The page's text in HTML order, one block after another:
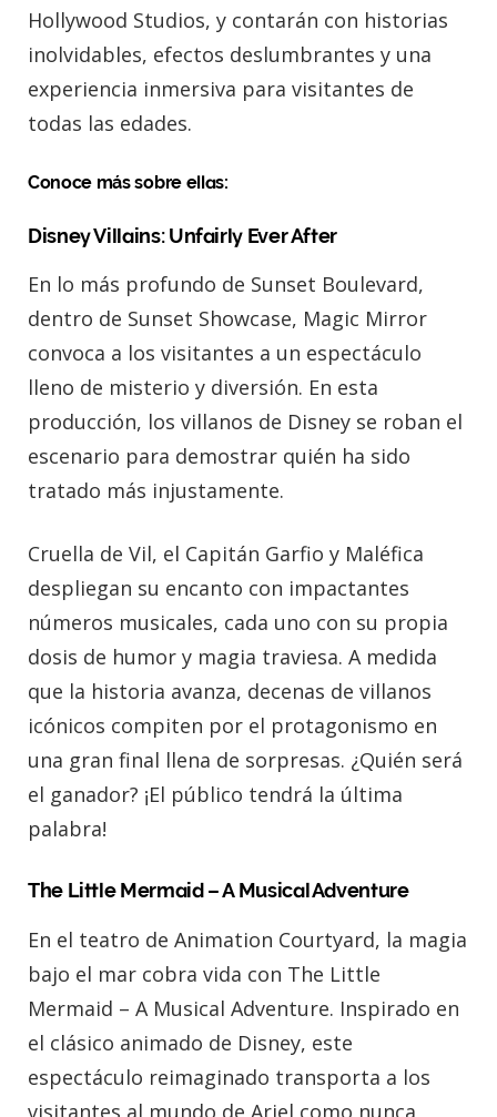
Hollywood Studios, y contarán con historias
inolvidables, efectos deslumbrantes y una
experiencia inmersiva para visitantes de
todas las edades.
Conoce más sobre ellas:
Disney Villains: Unfairly Ever After
En lo más profundo de Sunset Boulevard,
dentro de Sunset Showcase, Magic Mirror
convoca a los visitantes a un espectáculo
lleno de misterio y diversión. En esta
producción, los villanos de Disney se roban el
escenario para demostrar quién ha sido
tratado más injustamente.
Cruella de Vil, el Capitán Garfio y Maléfica
despliegan su encanto con impactantes
números musicales, cada uno con su propia
dosis de humor y magia traviesa. A medida
que la historia avanza, decenas de villanos
icónicos compiten por el protagonismo en
una gran final llena de sorpresas. ¿Quién será
el ganador? ¡El público tendrá la última
palabra!
The Little Mermaid – A Musical Adventure
En el teatro de Animation Courtyard, la magia
bajo el mar cobra vida con The Little
Mermaid – A Musical Adventure. Inspirado en
el clásico animado de Disney, este
espectáculo reimaginado transporta a los
visitantes al mundo de Ariel como nunca